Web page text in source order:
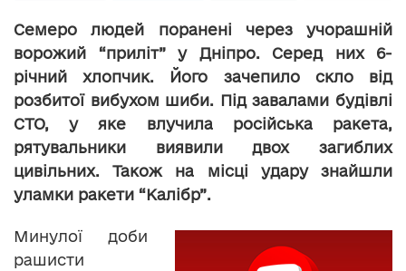
Семеро людей поранені через учорашній
ворожий “приліт” у Дніпро. Серед них 6-
річний хлопчик. Його зачепило скло від
розбитої вибухом шиби. Під завалами будівлі
СТО, у яке влучила російська ракета,
рятувальники виявили двох загиблих
цивільних. Також на місці удару знайшли
уламки ракети “Калібр”.
Минулої доби
рашисти